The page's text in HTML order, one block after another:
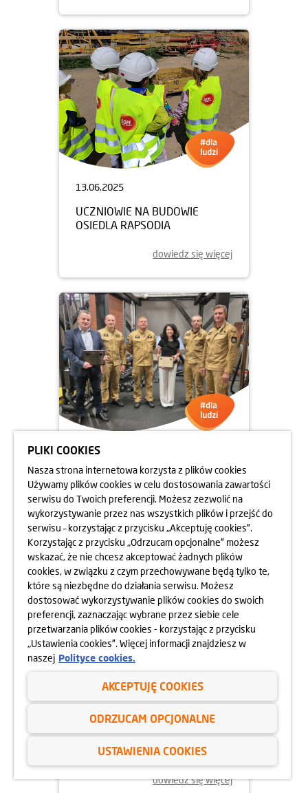
13.06.2025
UCZNIOWIE NA BUDOWIE
OSIEDLA RAPSODIA
dowiedz się więcej
05.06.2025
DBAMY O FORMĘ STRAŻAKÓW
dowiedz się więcej
02.06.2025
ODYSEJA UMYSŁU 2025
dowiedz się więcej
PLIKI COOKIES
Nasza strona internetowa korzysta z plików cookies
Używamy plików cookies w celu dostosowania zawartości
serwisu do Twoich preferencji. Możesz zezwolić na
wykorzystywanie przez nas wszystkich plików i przejść do
serwisu – korzystając z przycisku „Akceptuję cookies”.
Korzystając z przycisku „Odrzucam opcjonalne” możesz
wskazać, że nie chcesz akceptować żadnych plików
cookies, w związku z czym przechowywane będą tylko te,
które są niezbędne do działania serwisu. Możesz
dostosować wykorzystywanie plików cookies do swoich
preferencji, zaznaczając wybrane przez siebie cele
przetwarzania plików cookies - korzystając z przycisku
„Ustawienia cookies”. Więcej informacji znajdziesz w
naszej Polityce cookies.
AKCEPTUJĘ COOKIES
ODRZUCAM OPCJONALNE
USTAWIENIA COOKIES